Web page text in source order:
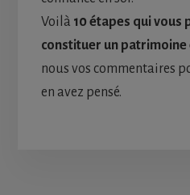
Voilà 10 étapes qui
constituer un
nous vos commentaires
en avez pensé.